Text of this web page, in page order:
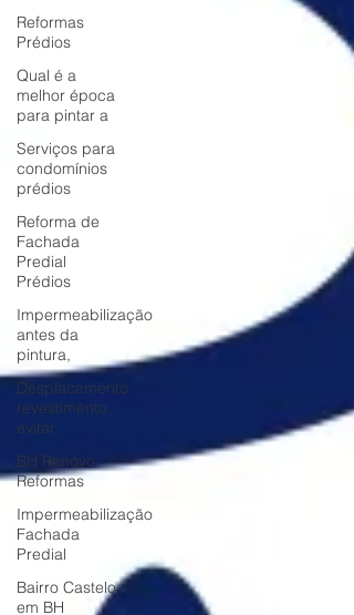
Reformas
Prédios
Qual é a
melhor época
para pintar a
Serviços para
condomínios
prédios
Reforma de
Fachada
Predial
Prédios
Impermeabilização
antes da
pintura,
Desplacamento
revestimento
evitar
BH Renovo
Reformas
Impermeabilização
Fachada
Predial
Bairro Castelo
em BH